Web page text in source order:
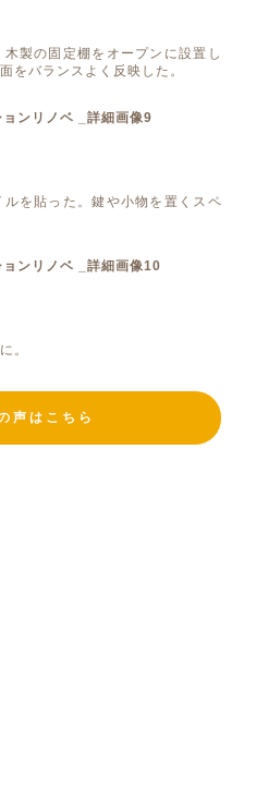
製の固定棚をオープンに設置し
をバランスよく反映した。
を貼った。鍵や小物を置くスペ
。
声はこちら